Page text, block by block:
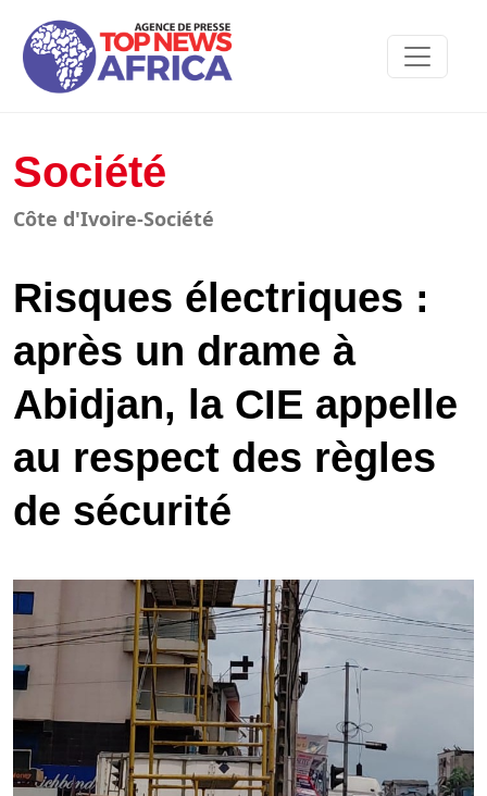
Société
Côte d'Ivoire-Société
Risques électriques :
après un drame à
Abidjan, la CIE appelle
au respect des règles
de sécurité